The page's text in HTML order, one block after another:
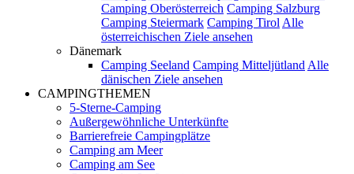
Camping Oberösterreich Camping Salzburg
Camping Steiermark Camping Tirol Alle
österreichischen Ziele ansehen
Dänemark
Camping Seeland Camping Mitteljütland Alle
dänischen Ziele ansehen
CAMPINGTHEMEN
5-Sterne-Camping
Außergewöhnliche Unterkünfte
Barrierefreie Campingplätze
Camping am Meer
Camping am See